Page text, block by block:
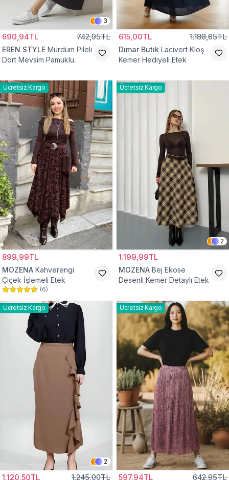
3
690,94TL 742,95TL
EREN STYLE Mürdüm Pileli
Dört Mevsim Pamuklu
615,00TL 1.188,85TL
Dimar Butik Lacivert Kloş
Kemer Hediyeli Etek
Ücretsiz Kargo
899,99TL
MOZENA Kahverengi
Çiçek İşlemeli Etek
(6)
Ücretsiz Kargo
2
1.199,99TL
MOZENA Bej Ekose
Desenli Kemer Detaylı Etek
Ücretsiz Kargo
2
1.120,50TL 1.245,00TL
Ücretsiz Kargo
597,94TL 642,95TL